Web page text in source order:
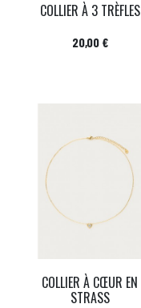
COLLIER À 3 TRÈFLES
Prix
20,00 €
COLLIER À CŒUR EN
STRASS